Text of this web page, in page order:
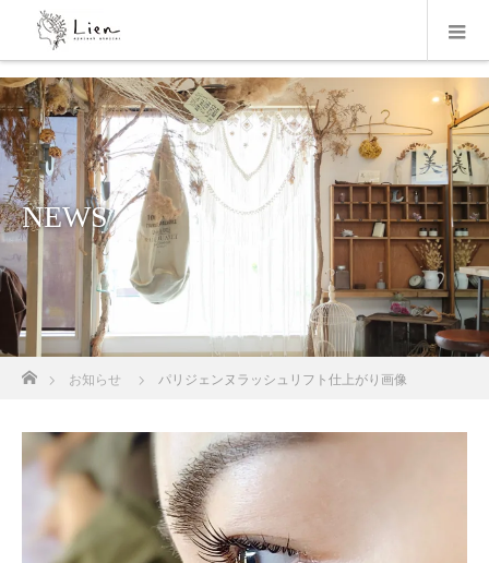
NEWS
ホーム
お知らせ パリジェンヌラッシュリフト仕上がり画像